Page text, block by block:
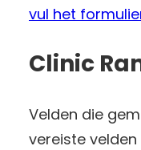
vul het
Clinic
Velden die
vereiste velden